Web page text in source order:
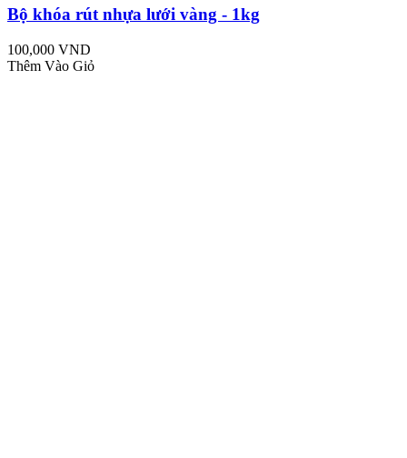
Bộ khóa rút nhựa lưới vàng - 1kg
100,000 VND
Thêm Vào Giỏ